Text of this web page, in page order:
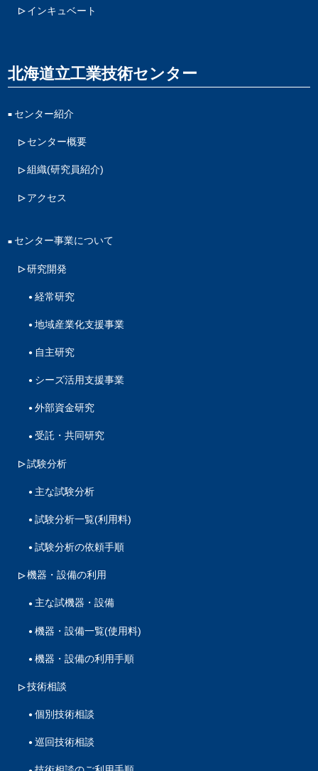
インキュベート
北海道立工業技術センター
センター紹介
センター概要
組織(研究員紹介)
アクセス
センター事業について
研究開発
経常研究
地域産業化支援事業
自主研究
シーズ活用支援事業
外部資金研究
受託・共同研究
試験分析
主な試験分析
試験分析一覧(利用料)
試験分析の依頼手順
機器・設備の利用
主な試機器・設備
機器・設備一覧(使用料)
機器・設備の利用手順
技術相談
個別技術相談
巡回技術相談